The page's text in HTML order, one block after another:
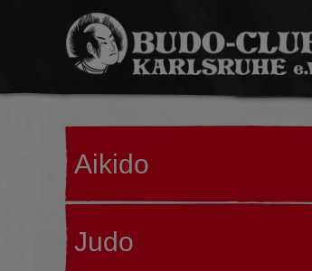
Budo-
Club
Karlsruhe
e.V.
Aikido
Judo